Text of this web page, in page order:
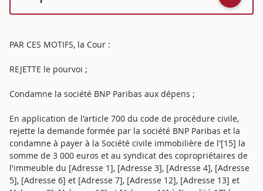
PAR CES MOTIFS, la Cour :
REJETTE le pourvoi ;
Condamne la société BNP Paribas aux dépens ;
En application de l'article 700 du code de procédure civile,
rejette la demande formée par la société BNP Paribas et la
condamne à payer à la Société civile immobilière de l'[15] la
somme de 3 000 euros et au syndicat des copropriétaires de
l'immeuble du [Adresse 1], [Adresse 3], [Adresse 4], [Adresse
5], [Adresse 6] et [Adresse 7], [Adresse 12], [Adresse 13] et